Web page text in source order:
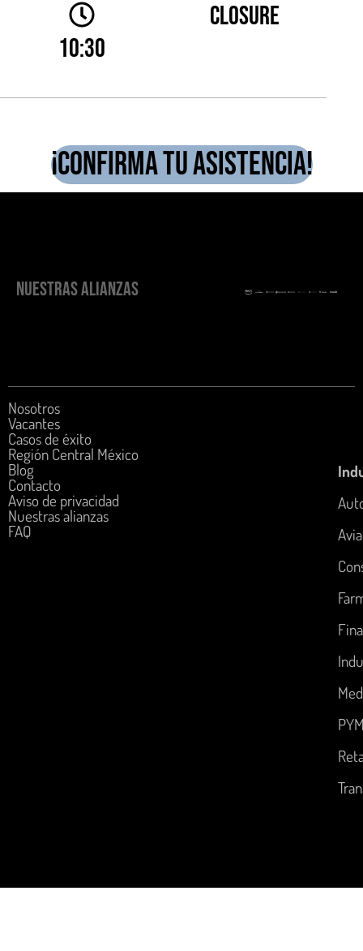
10:30
closure
¡confirma tu asistencia!
NUESTRAS ALIANZAS
Nosotros
Vacantes
Casos de éxito
Región Central México
Blog
Contacto
Aviso de privacidad
Nuestras alianzas
FAQ